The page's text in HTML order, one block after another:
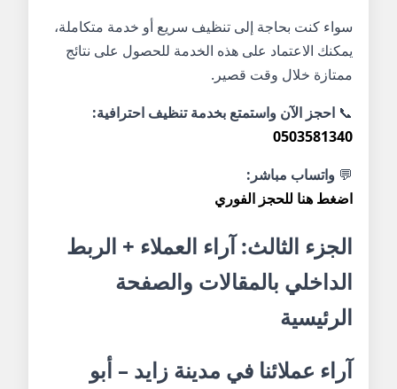
سواء كنت بحاجة إلى تنظيف سريع أو خدمة متكاملة،
يمكنك الاعتماد على هذه الخدمة للحصول على نتائج
ممتازة خلال وقت قصير.
📞 احجز الآن واستمتع بخدمة تنظيف احترافية:
0503581340
💬 واتساب مباشر:
اضغط هنا للحجز الفوري
الجزء الثالث: آراء العملاء + الربط
الداخلي بالمقالات والصفحة
الرئيسية
آراء عملائنا في مدينة زايد – أبو